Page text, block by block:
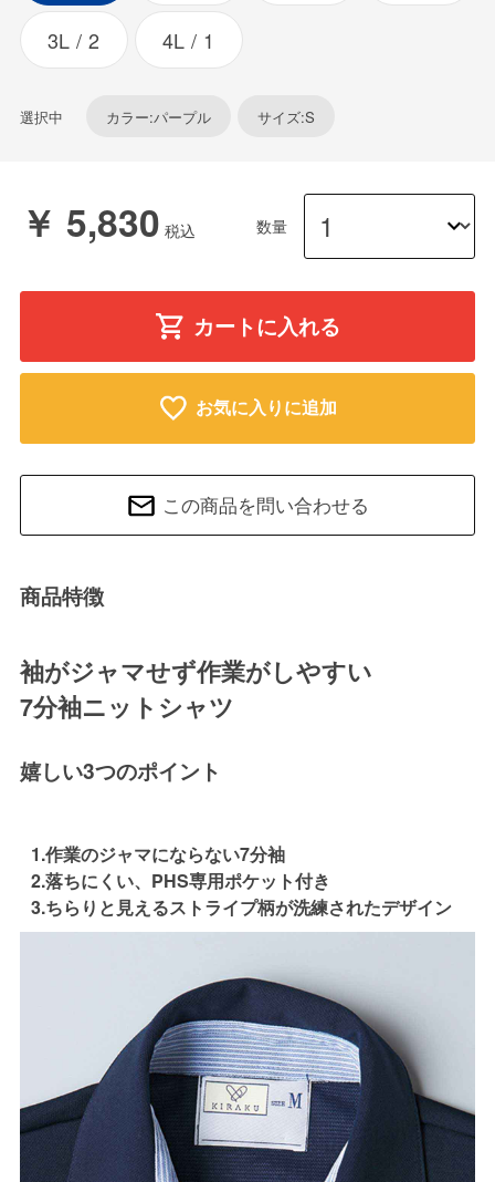
3L 2 4L 1
選択中 カラー:パープル サイズ:S
￥ 5,830 数量
カートに入れる
お気に入りに追加
この商品を問い合わせる
商品特徴
袖がジャマせず作業がしやすい
7分袖ニットシャツ
嬉しい3つのポイント
1.作業のジャマにならない7分袖
2.落ちにくい、PHS専用ポケット付き
3.ちらりと見えるストライプ柄が洗練されたデザイン